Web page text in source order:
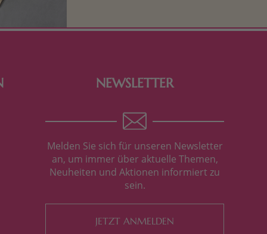
NEWSLETTER
Melden Sie sich für unseren Newsletter
an, um immer über aktuelle Themen,
Neuheiten und Aktionen informiert zu
sein.
JETZT ANMELDEN